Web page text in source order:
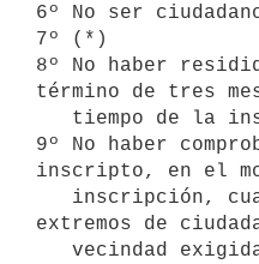
6º No ser
7º (*)
8º No haber
término de tres
9º No haber
inscripto, en el
extremos de